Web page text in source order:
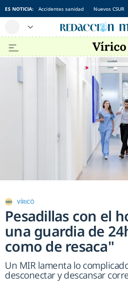
ES NOTICIA: Accidentes sanidad Nuevos CSUR
VÍRICÖ
Pesadillas con el
una guardia de
como de resaca"
Un MIR lamenta lo
desconectar y descansar